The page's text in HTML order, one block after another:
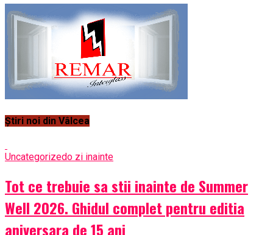
Știri noi din Vâlcea
Uncategorizedo zi inainte
Tot ce trebuie sa stii inainte de Summer
Well 2026. Ghidul complet pentru editia
aniversara de 15 ani